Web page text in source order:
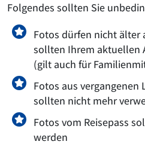
Folgendes sollten Sie
Fotos dürfen nicht älter
sollten Ihrem aktuellen
(gilt auch für
Fotos aus
sollten nicht mehr
Fotos vom Reisepass
werden